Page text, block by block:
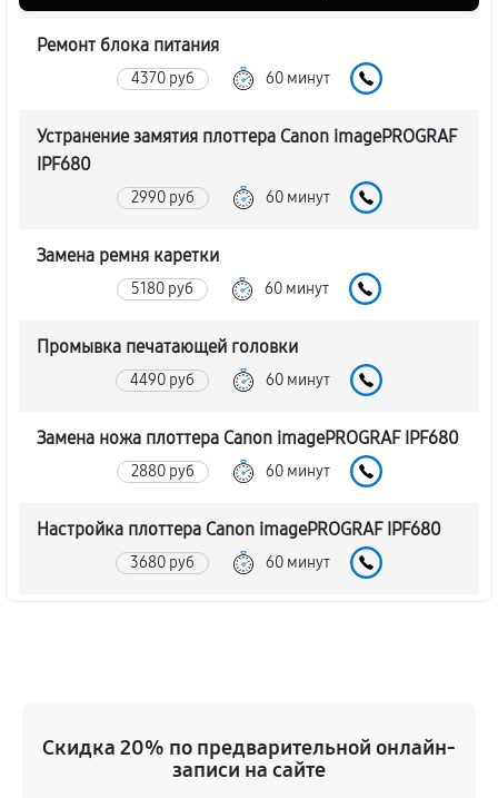
Ремонт блока питания
4370 руб 60 минут
Устранение замятия плоттера Canon imagePROGRAF
IPF680
2990 руб 60 минут
Замена ремня каретки
5180 руб 60 минут
Промывка печатающей головки
4490 руб 60 минут
Замена ножа плоттера Canon imagePROGRAF IPF680
2880 руб 60 минут
Настройка плоттера Canon imagePROGRAF IPF680
3680 руб 60 минут
IPF680
3110 руб 60 минут
Скидка 20% по предварительной онлайн-
записи на сайте